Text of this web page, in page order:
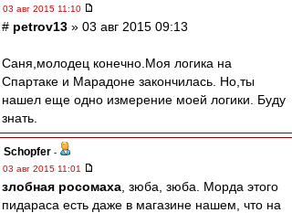
03 авг 2015 11:10
# petrov13 » 03 авг 2015 09:13
Саня,молодец конечно.Моя логика на
Спартаке и Марадоне закончилась. Но,ты
нашел еще одно измерение моей логики. Буду
знать.
Schopfer -
03 авг 2015 11:01
злобная росомаха , зюба, зюба. Морда этого
пидараса есть даже в магазине нашем, что на